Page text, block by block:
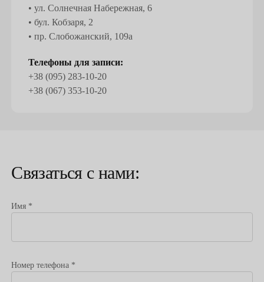
• ул. Солнечная Набережная, 6
• бул. Кобзаря, 2
• пр. Слобожанский, 109а
Телефоны для записи:
+38 (095) 283-10-20
+38 (067) 353-10-20
Связаться с нами:
Имя *
Номер телефона *